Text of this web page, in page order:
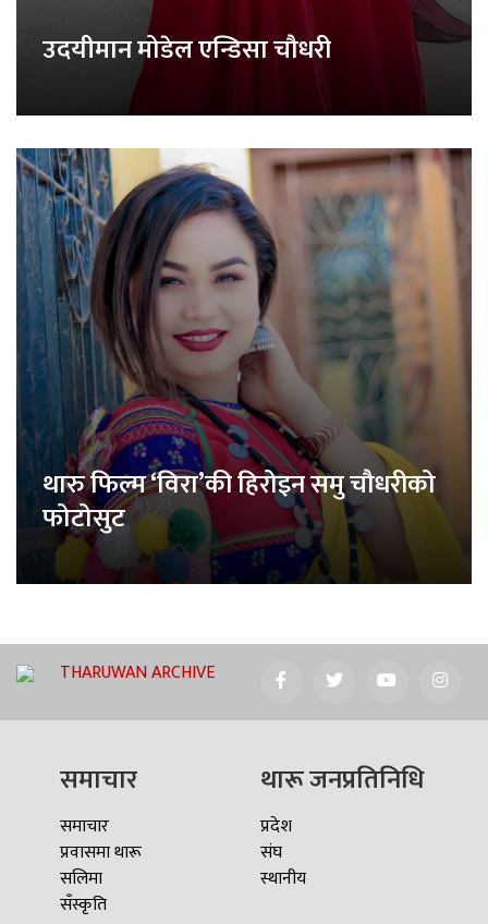
उदयीमान मोडेल एन्डिसा चौधरी
थारु फिल्म ‘विरा’की हिरोइन समु चौधरीको
फोटोसुट
THARUWAN ARCHIVE
समाचार
समाचार
प्रवासमा थारू
सलिमा
सँस्कृति
थारू जनप्रतिनिधि
प्रदेश
संघ
स्थानीय